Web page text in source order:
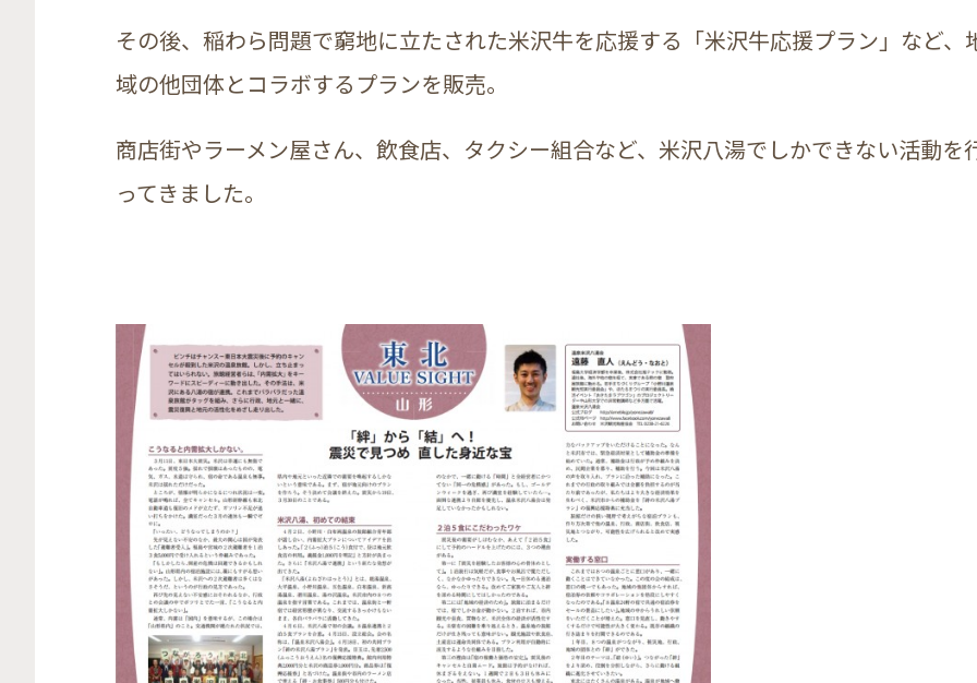
その後、稲わら問題で窮地に立たされた米沢牛を応援する「米沢牛応援プラン」など、
域の他団体とコラボするプランを販売。
商店街やラーメン屋さん、飲食店、タクシー組合など、米沢八湯でしかできない活動を
ってきました。